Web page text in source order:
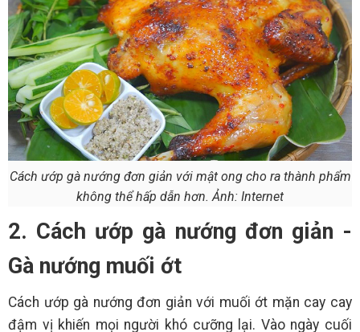
Cách ướp gà nướng đơn giản với mật ong cho ra thành phẩm
không thể hấp dẫn hơn. Ảnh: Internet
2. Cách ướp gà nướng đơn giản -
Gà nướng muối ớt
Cách ướp gà nướng đơn giản với muối ớt mặn cay cay
đậm vị khiến mọi người khó cưỡng lại. Vào ngày cuối